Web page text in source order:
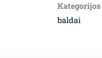
Kategorijos
baldai